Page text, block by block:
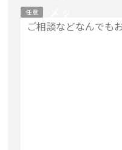
任意
セー
ジ